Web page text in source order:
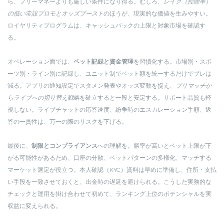
ら、フリーマネーよりも厳しい条件になり得る。むしろ、
レイク（控除率）
の低い常設プロモとオッズブーストのほうが、現実的な価値を生みやすい。
ロイヤリティプログラムは、キャッシュバックの上限と対象市場を確認す
る。
オペレーション面では、 ベット記録と資金管理を習慣化する。市場別・スポ
ーツ別・ライン別に記録し、ユニット制でベット額を統一するだけでブレは
減る。アプリの通知設定でスタメン発表やオッズ変動を捉え、
プリマッチか
らライブへの切り替え戦略を確立すると一段と安定する。サポート品質も軽
視しない。ライブチャットの応答速度、紛争時のエスカレーション手順、返
答の一貫性は、万一の際のリスクを下げる。
最後に、 制限とコンプライアンスへの理解を。勝率が高いとベット上限が下
がる可能性があるため、口座の分散、ベットパターンの多様化、マッチする
マーケット選定が役立つ。本人確認（KYC）資料は早めに準備し、住所・支払
い手段を一致させておくと、出金時の遅延を避けられる。こうした実務的な
チェックと運用を掛け合わせて初めて、ランキング上位のポテンシャルを実
収益に変えられる。